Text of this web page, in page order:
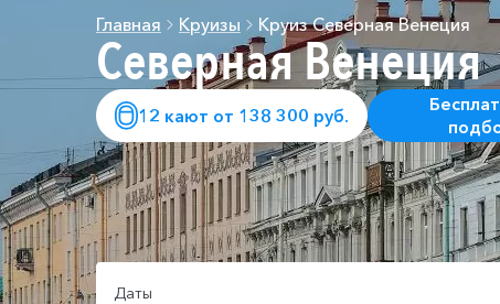
Главная Круизы Круиз Северная Венеция
Северная Венеция
12 кают от 138 300 руб.
Даты